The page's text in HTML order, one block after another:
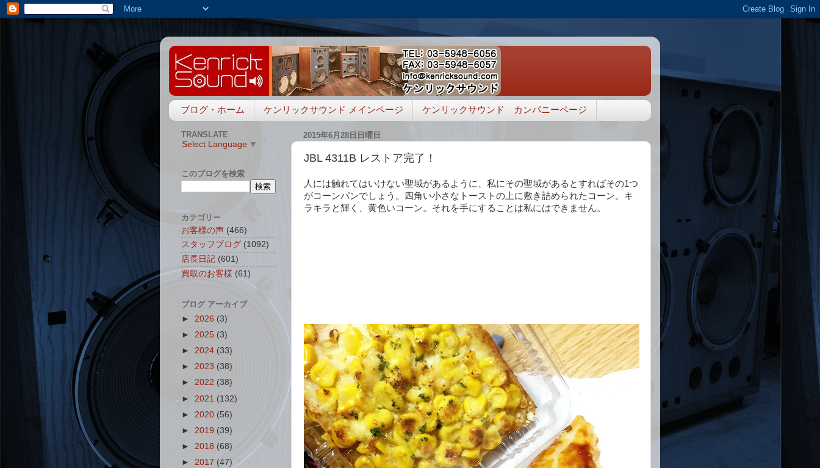
ブログ・ホーム ケンリックサウンド メインページ ケンリックサウンド カンパニーページ
2015年6月28日日曜日
JBL 4311B レストア完了！
人には触れてはいけない聖域があるように、私にその聖域があるとすればその1つ
がコーンパンでしょう。四角い小さなトーストの上に敷き詰められたコーン。キ
ラキラと輝く、黄色いコーン。それを手にすることは私にはできません。
TRANSLATE
Select Language ▼
このブログを検索
カテゴリー
お客様の声 (466)
スタッフブログ (1092)
店長日記 (601)
買取のお客様 (61)
ブログ アーカイブ
► 2026 (3)
► 2025 (3)
► 2024 (33)
► 2023 (38)
► 2022 (38)
► 2021 (132)
► 2020 (56)
► 2019 (39)
► 2018 (68)
► 2017 (47)